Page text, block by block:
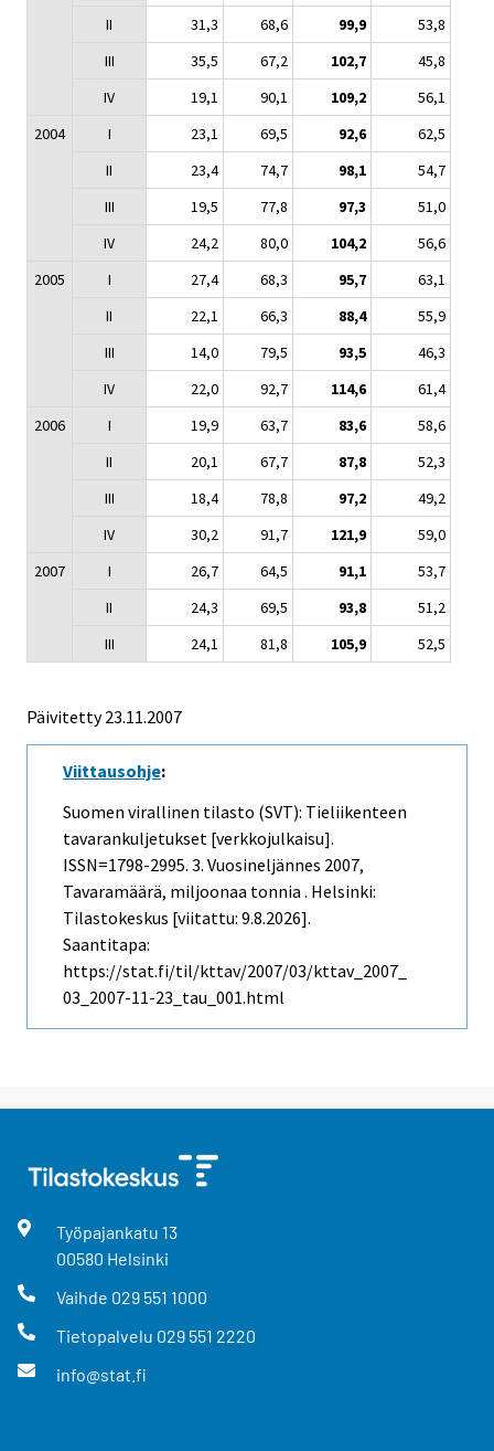
II
31,3 68,6 99,9
53,8
III
35,5 67,2 102,7
45,8
IV
19,1 90,1 109,2
56,1
2004
I 23,1 69,5 92,6
62,5
II
23,4 74,7 98,1
54,7
III
19,5 77,8 97,3
51,0
IV
24,2 80,0 104,2
56,6
2005
I 27,4 68,3 95,7
63,1
II
22,1 66,3 88,4
55,9
III
14,0 79,5 93,5
46,3
IV
22,0 92,7 114,6
61,4
2006
I 19,9 63,7 83,6
58,6
II
20,1 67,7 87,8
52,3
III
18,4 78,8 97,2
49,2
IV
30,2 91,7 121,9
59,0
2007
I 26,7 64,5 91,1
53,7
II
24,3 69,5 93,8
51,2
III
24,1 81,8 105,9 52,5
Päivitetty23.11.2007
Viittausohje:
Suomen virallinen tilasto (SVT): Tieliikenteen
tavarankuljetukset [verkkojulkaisu].
ISSN=1798-2995. 3. Vuosineljännes 2007,
Tavaramäärä, miljoonaa tonnia . Helsinki:
Tilastokeskus [viitattu: 9.8.2026].
Saantitapa:
https://stat.fi/til/kttav/2007/03/kttav_2007_
03_2007-11-23_tau_001.html
Työpajankatu 13
00580 Helsinki
Vaihde 029 551 1000
Tietopalvelu 029 551 2220
info@stat.fi